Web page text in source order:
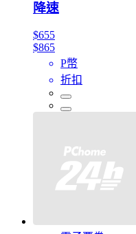
降速
$655
$865
P幣
折扣